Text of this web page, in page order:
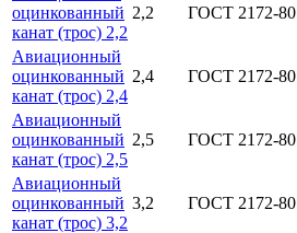
оцинкованный
канат (трос) 2,2
2,2 ГОСТ 2172-80
Авиационный
оцинкованный
канат (трос) 2,4
2,4 ГОСТ 2172-80
Авиационный
оцинкованный
канат (трос) 2,5
2,5 ГОСТ 2172-80
Авиационный
оцинкованный
канат (трос) 3,2
3,2 ГОСТ 2172-80